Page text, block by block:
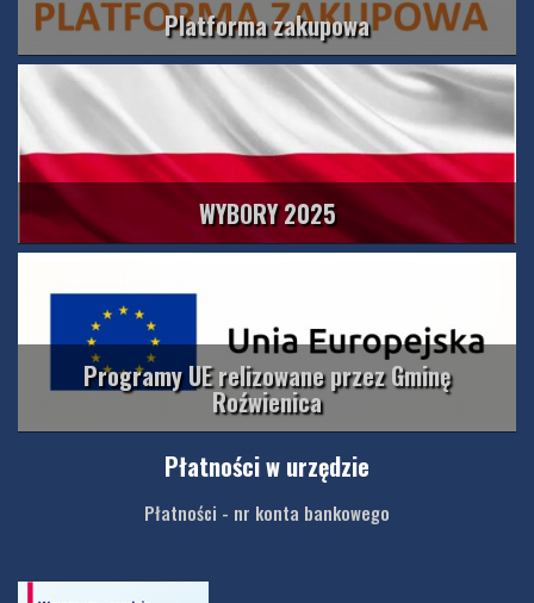
Platforma zakupowa
WYBORY 2025
Programy UE relizowane przez Gminę
Roźwienica
Płatności w urzędzie
Płatności - nr konta bankowego